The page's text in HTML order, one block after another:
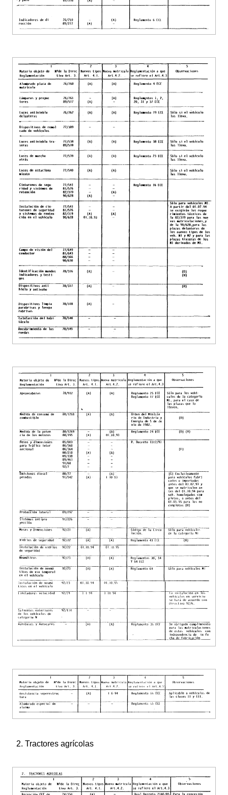
2. Tractores agrícolas